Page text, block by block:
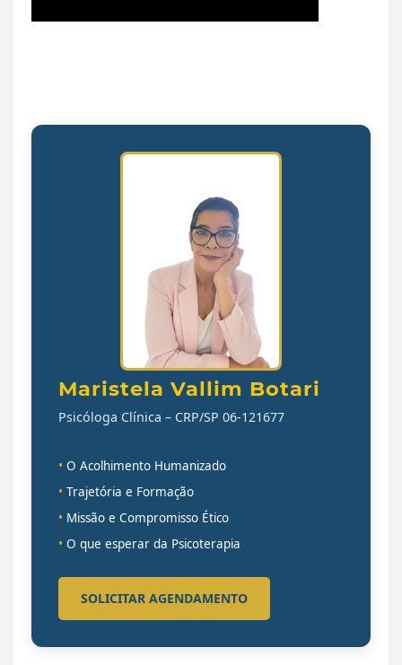
Maristela Vallim Botari
Psicóloga Clínica – CRP/SP 06-121677
• O Acolhimento Humanizado
• Trajetória e Formação
• Missão e Compromisso Ético
• O que esperar da Psicoterapia
SOLICITAR AGENDAMENTO